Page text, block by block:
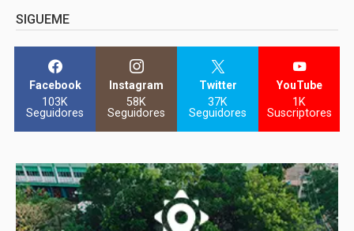
SIGUEME
Facebook
103K
Seguidores
Instagram
58K
Seguidores
Twitter
37K
Seguidores
YouTube
1K
Suscriptores